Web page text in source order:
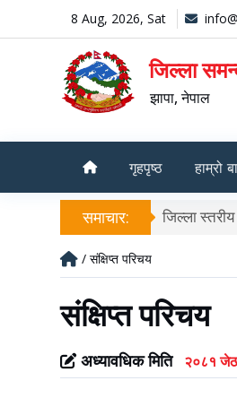
8 Aug, 2026, Sat
जिल्ला
झापा, नेपाल
गृहपृष्ठ हाम्रो
समाचार:
/ संक्षिप्त परिचय
संक्षिप्त परिचय
अध्यावधिक मिति २०८१